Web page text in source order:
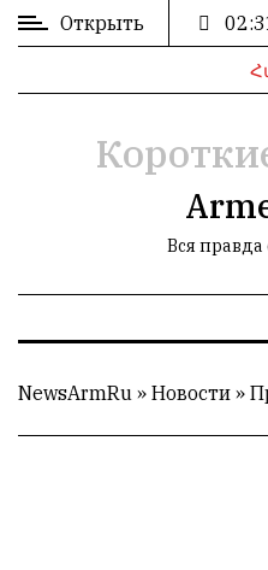
ВХОД
РЕГИСТРАЦИЯ
РЕКЛАМА
Открыть
Вся
NewsArmRu » Новости »